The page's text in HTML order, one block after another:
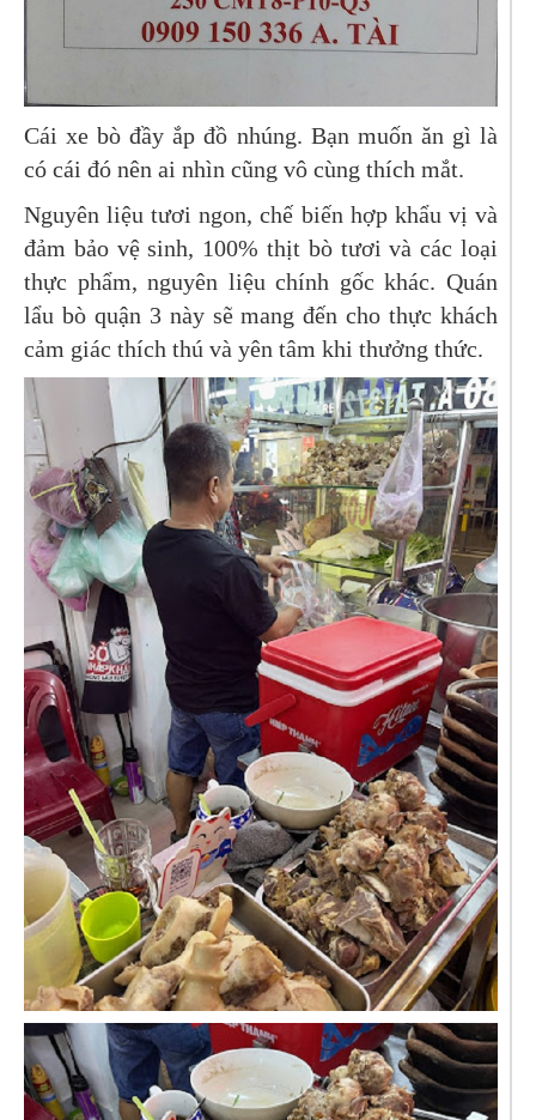
Cái xe bò đầy ắp đồ nhúng. Bạn muốn ăn gì là
có cái đó nên ai nhìn cũng vô cùng thích mắt.
Nguyên liệu tươi ngon, chế biến hợp khẩu vị và
đảm bảo vệ sinh, 100% thịt bò tươi và các loại
thực phẩm, nguyên liệu chính gốc khác. Quán
lẩu bò quận 3 này sẽ mang đến cho thực khách
cảm giác thích thú và yên tâm khi thưởng thức.